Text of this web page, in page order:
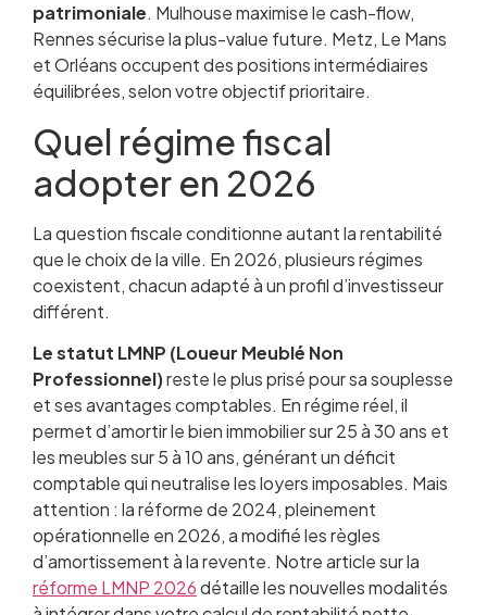
patrimoniale. Mulhouse maximise le cash-flow,
Rennes sécurise la plus-value future. Metz, Le Mans
et Orléans occupent des positions intermédiaires
équilibrées, selon votre objectif prioritaire.
Quel régime fiscal
adopter en 2026
La question fiscale conditionne autant la rentabilité
que le choix de la ville. En 2026, plusieurs régimes
coexistent, chacun adapté à un profil d’investisseur
différent.
Le statut LMNP (Loueur Meublé Non
Professionnel)reste le plus prisé pour sa souplesse
et ses avantages comptables. En régime réel, il
permet d’amortir le bien immobilier sur 25 à 30 ans et
les meubles sur 5 à 10 ans, générant un déficit
comptable qui neutralise les loyers imposables. Mais
attention : la réforme de 2024, pleinement
opérationnelle en 2026, a modifié les règles
d’amortissement à la revente. Notre article sur la
réforme LMNP 2026détaille les nouvelles modalités